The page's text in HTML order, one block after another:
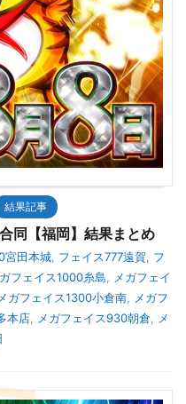
結果記事
同【福岡】結果まとめ
宮田本城 フェイス777遠賀
フ
フェイス1000糸島
メガフェイ
メガフェイス1300小倉南
メガフ
本店 メガフェイス930朝倉
メ